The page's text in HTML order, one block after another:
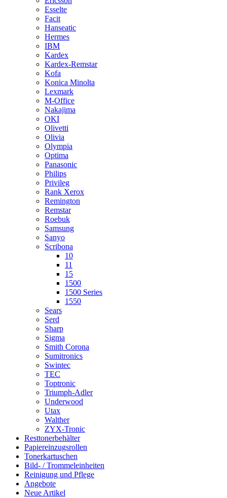
Esselte
Facit
Hanseatic
Hermes
IBM
Kardex
Kardex-Remstar
Kofa
Konica Minolta
Lexmark
M-Office
Nakajima
OKI
Olivetti
Olivia
Olympia
Optima
Panasonic
Philips
Privileg
Rank Xerox
Remington
Remstar
Roebuk
Samsung
Sanyo
Scribona
10
11
15
1500
1500 Series
1550
Sears
Serd
Sharp
Sigma
Smith Corona
Sumitronics
Swintec
TEC
Toptronic
Triumph-Adler
Underwood
Utax
Walther
ZYX-Tronic
Resttonerbehälter
Papiereinzugsrollen
Tonerkartuschen
Bild- / Trommeleinheiten
Reinigung und Pflege
Angebote
Neue Artikel